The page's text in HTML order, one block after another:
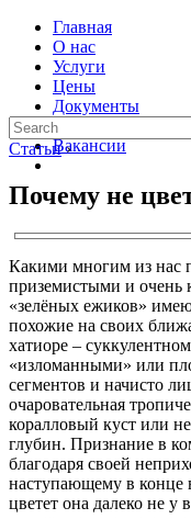
Главная
О нас
Услуги
Цены
Документы
Контакты
Вакансии
Статьи ›
Почему не
Какими многим из нас
приземистыми и очень
«зелёных ежиков»
похожие на своих
хатиоре –
«изломанными» или
сегментов и начисто
очаровательная
коралловый куст или
глубин. Признание в
благодаря своей
наступающему в конце
цветет она далеко не у